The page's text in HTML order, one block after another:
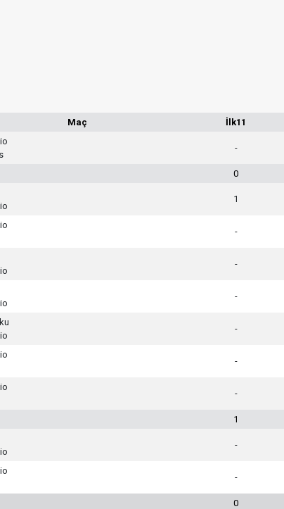
Maç İlk11
-
0
1
-
-
-
-
-
-
1
-
-
0